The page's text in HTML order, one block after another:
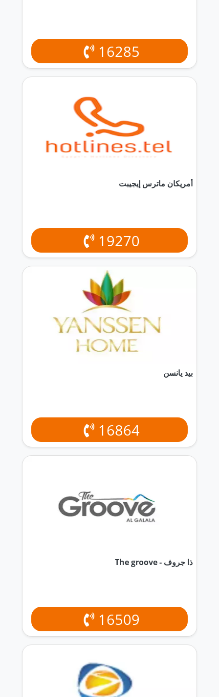
16285
أمريكان ماترس إيجيبت
19270
بيد يانسن
16864
ذا جروف - The groove
16509